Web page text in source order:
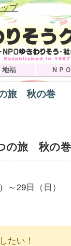
プ
地福 ＮＰＯ
旅 秋の巻
の旅 秋の巻
）～29日（日
たい！